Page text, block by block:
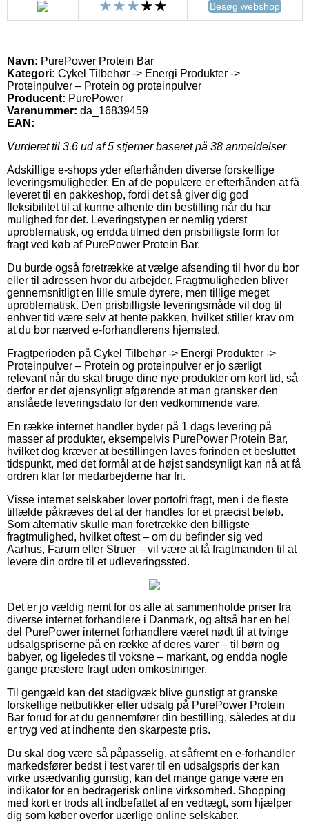
Besøg webshop
Navn: PurePower Protein Bar
Kategori: Cykel Tilbehør -> Energi Produkter ->
Proteinpulver – Protein og proteinpulver
Producent: PurePower
Varenummer: da_16839459
EAN:
Vurderet til 3.6 ud af 5 stjerner baseret på 38 anmeldelser
Adskillige e-shops yder efterhånden diverse forskellige
leveringsmuligheder. En af de populære er efterhånden at få
leveret til en pakkeshop, fordi det så giver dig god
fleksibilitet til at kunne afhente din bestilling når du har
mulighed for det. Leveringstypen er nemlig yderst
uproblematisk, og endda tilmed den prisbilligste form for
fragt ved køb af PurePower Protein Bar.
Du burde også foretrække at vælge afsending til hvor du bor
eller til adressen hvor du arbejder. Fragtmuligheden bliver
gennemsnitligt en lille smule dyrere, men tillige meget
uproblematisk. Den prisbilligste leveringsmåde vil dog til
enhver tid være selv at hente pakken, hvilket stiller krav om
at du bor nærved e-forhandlerens hjemsted.
Fragtperioden på Cykel Tilbehør -> Energi Produkter ->
Proteinpulver – Protein og proteinpulver er jo særligt
relevant når du skal bruge dine nye produkter om kort tid, så
derfor er det øjensynligt afgørende at man gransker den
anslåede leveringsdato for den vedkommende vare.
En række internet handler byder på 1 dags levering på
masser af produkter, eksempelvis PurePower Protein Bar,
hvilket dog kræver at bestillingen laves forinden et besluttet
tidspunkt, med det formål at de højst sandsynligt kan nå at få
ordren klar før medarbejderne har fri.
Visse internet selskaber lover portofri fragt, men i de fleste
tilfælde påkræves det at der handles for et præcist beløb.
Som alternativ skulle man foretrække den billigste
fragtmulighed, hvilket oftest – om du befinder sig ved
Aarhus, Farum eller Struer – vil være at få fragtmanden til at
levere din ordre til et udleveringssted.
Det er jo vældig nemt for os alle at sammenholde priser fra
diverse internet forhandlere i Danmark, og altså har en hel
del PurePower internet forhandlere været nødt til at tvinge
udsalgspriserne på en række af deres varer – til børn og
babyer, og ligeledes til voksne – markant, og endda nogle
gange præstere fragt uden omkostninger.
Til gengæld kan det stadigvæk blive gunstigt at granske
forskellige netbutikker efter udsalg på PurePower Protein
Bar forud for at du gennemfører din bestilling, således at du
er tryg ved at indhente den skarpeste pris.
Du skal dog være så påpasselig, at såfremt en e-forhandler
markedsfører bedst i test varer til en udsalgspris der kan
virke usædvanlig gunstig, kan det mange gange være en
indikator for en bedragerisk online virksomhed. Shopping
med kort er trods alt indbefattet af en vedtægt, som hjælper
dig som køber overfor uærlige online selskaber.